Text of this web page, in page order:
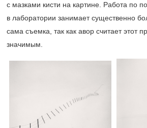
с мазками кисти на картине. Работа по
в лаборатории занимает существенно
сама съемка, так как авор считает этот
значимым.